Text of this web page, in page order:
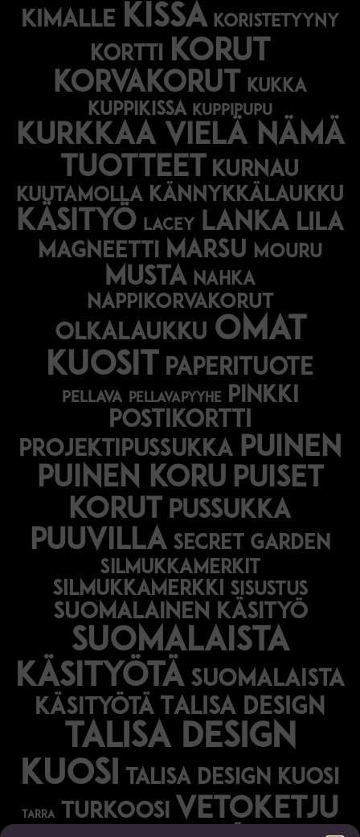
kimalle kissa koristetyyny
kortti korut
korvakorut
kukka
kuppikissa kuppipupu
Kurkkaa vielä nämä
tuotteet kurnau
kuutamolla kännykkälaukku
käsityö lacey lanka lila
magneetti marsu mouru
musta nahka
nappikorvakorut
olkalaukku omat
kuosit
paperituote
pellava pellavapyyhe pinkki
postikortti
projektipussukka puinen
puinen koru puiset
korut pussukka
puuvilla secret garden
silmukkamerkit
silmukkamerkki sisustus
suomalainen käsityö
suomalaista
käsityötä suomalaista
käsityötä
Talisa Design
talisa design
kuosi talisa design kuosi
tarra turkoosi vetoketju